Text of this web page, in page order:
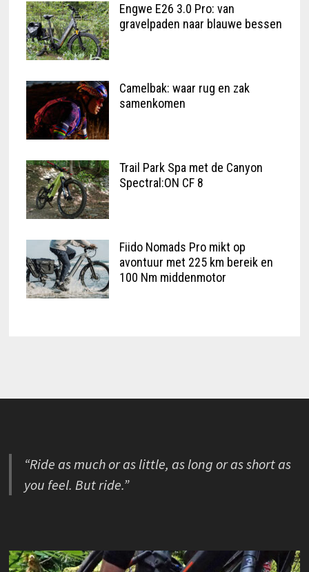
Engwe E26 3.0 Pro: van
gravelpaden naar blauwe bessen
Camelbak: waar rug en zak
samenkomen
Trail Park Spa met de Canyon
Spectral:ON CF 8
Fiido Nomads Pro mikt op
avontuur met 225 km bereik en
100 Nm middenmotor
“Ride as much or as little, as long or as short as
you feel. But ride.”